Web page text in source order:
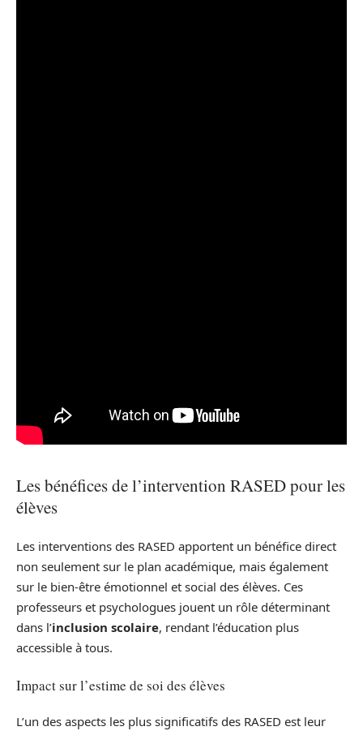
Les bénéfices de l’intervention RASED pour les
élèves
Les interventions des RASED apportent un bénéfice direct
non seulement sur le plan académique, mais également
sur le bien-être émotionnel et social des élèves. Ces
professeurs et psychologues jouent un rôle déterminant
dans l’inclusion scolaire, rendant l’éducation plus
accessible à tous.
Impact sur l’estime de soi des élèves
L’un des aspects les plus significatifs des RASED est leur